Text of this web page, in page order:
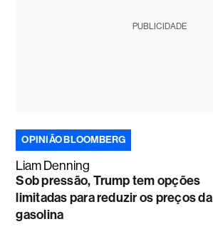
PUBLICIDADE
OPINIÃO BLOOMBERG
Liam Denning
Sob pressão, Trump tem opções
limitadas para reduzir os preços da
gasolina